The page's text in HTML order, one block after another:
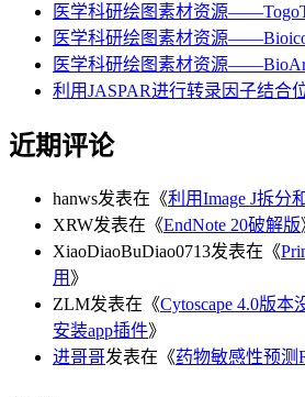
医学科研绘图素材资源
医学科研绘图素材资源
医学科研绘图素材资源
利用JASPAR进行转录因子结合
近期评论
hanws发表在《利用Image J拆分
XRW发表在《EndNote 20破解版
XiaoDiaoBuDiao0713发表在《
用 》
ZLM发表在《Cytoscape 4.0版本
安装app插件》
进哥哥发表在《药物敏感性预测